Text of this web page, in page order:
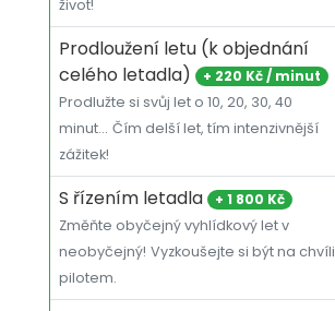
život!
Prodloužení letu (k objednání
celého letadla)
+ 220 Kč / minut
Prodlužte si svůj let o 10, 20, 30, 40
minut… Čím delší let, tím intenzivnější
zážitek!
S řízením letadla +1 800 Kč
Změňte obyčejný vyhlídkový let v
neobyčejný! Vyzkoušejte si být na chvíli
pilotem.